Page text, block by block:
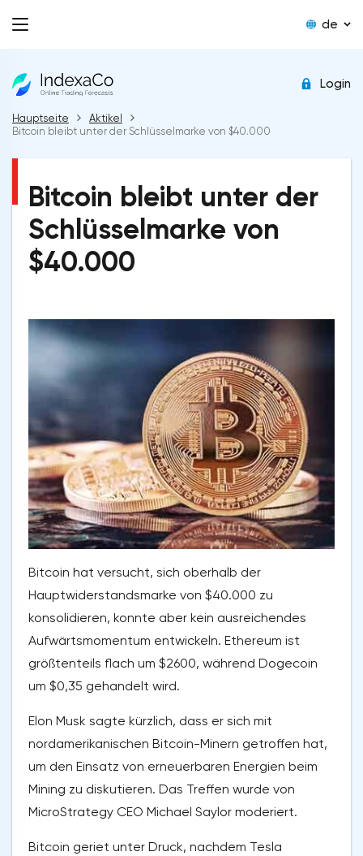
de
Login
Hauptseite
Aktikel
Bitcoin bleibt unter der Schlüsselmarke von $40.000
Bitcoin bleibt unter der
Schlüsselmarke von
$40.000
Bitcoin hat versucht, sich oberhalb der
Hauptwiderstandsmarke von $40.000 zu
konsolidieren, konnte aber kein ausreichendes
Aufwärtsmomentum entwickeln. Ethereum ist
größtenteils flach um $2600, während Dogecoin
um $0,35 gehandelt wird.
Elon Musk sagte kürzlich, dass er sich mit
nordamerikanischen Bitcoin-Minern getroffen hat,
um den Einsatz von erneuerbaren Energien beim
Mining zu diskutieren. Das Treffen wurde von
MicroStrategy CEO Michael Saylor moderiert.
Bitcoin geriet unter Druck, nachdem Tesla